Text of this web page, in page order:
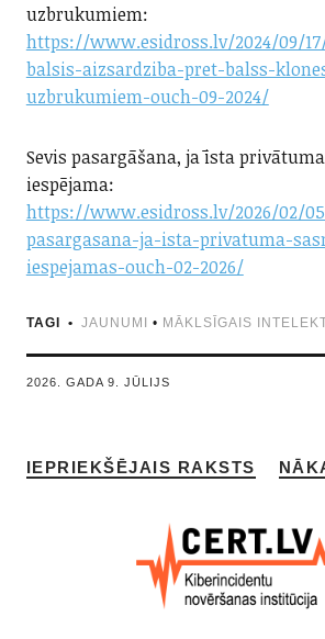
uzbrukumiem:
https://www.esidross.lv/2024/09/
balsis-aizsardziba-pret-balss-
uzbrukumiem-ouch-09-2024/
Sevis pasargāšana, ja īsta
iespējama:
https://www.esidross.lv/2026/02/
pasargasana-ja-ista-privatuma-
iespejamas-ouch-02-2026/
TAGI JAUNUMI • MĀKLSĪGAIS
2026. GADA 9. JŪLIJS
IEPRIEKŠĒJAIS RAKSTS